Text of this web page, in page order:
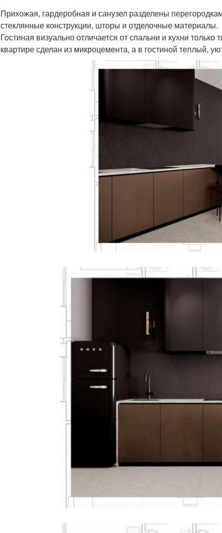
Прихожая, гардеробная и санузел разделены
стеклянные конструкции, шторы и отделочные материалы.
Гостиная визуально отличается от спальни и кухни
квартире сделан из микроцемента, а в гостиной теплый,